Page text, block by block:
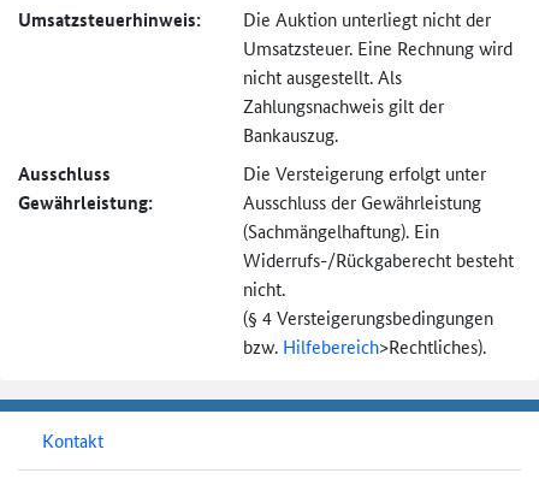
Umsatzsteuer­hinweis:
Die Auktion unterliegt nicht der
Umsatzsteuer. Eine Rechnung wird
nicht ausgestellt. Als
Zahlungsnachweis gilt der
Bankauszug.
Ausschluss
Gewährleistung:
Die Versteigerung erfolgt unter
Ausschluss der Gewährleistung
(Sachmängel­haftung). Ein
Widerrufs-/Rückgaberecht besteht
nicht.
(§ 4 Versteigerungs­bedingungen
bzw. Hilfebereich>Rechtliches).
Kontakt